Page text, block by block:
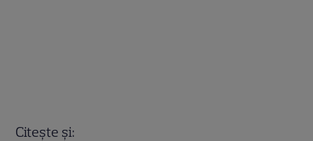
Citește și: